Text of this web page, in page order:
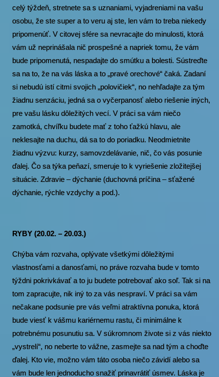
celý týždeň, stretnete sa s uznaniami, vyjadreniami na vašu
osobu, že ste super a to veru aj ste, len vám to treba niekedy
pripomenúť. V citovej sfére sa nevracajte do minulosti, ktorá
vám už neprinášala nič prospešné a napriek tomu, že vám
bude pripomenutá, nespadajte do smútku a bolesti. Sústreďte
sa na to, že na vás láska a to „pravé orechové“ čaká. Zadaní
si nebudú istí citmi svojich „polovičiek“, no nehľadajte za tým
žiadnu senzáciu, jedná sa o vyčerpanosť alebo riešenie iných,
pre vašu lásku dôležitých vecí. V práci sa vám niečo
zamotká, chvíľku budete mať z toho ťažkú hlavu, ale
neklesajte na duchu, dá sa to do poriadku. Neodmietnite
žiadnu výzvu: kurzy, samovzdelávanie, nič, čo vás posunie
ďalej. Čo sa týka peňazí, smeruje to k vyriešenie zložitejšej
situácie. Zdravie – dýchanie (duchovná príčina – sťažené
dýchanie, rýchle vzdychy a pod.).
RYBY (20.02. – 20.03.)
Chýba vám rozvaha, oplývate všetkými dôležitými
vlastnosťami a danosťami, no práve rozvaha bude v tomto
týždni pokrivkávať a to ju budete potrebovať ako soľ. Tak si na
tom zapracujte, nik iný to za vás nespraví. V práci sa vám
nečakane podsunie pre vás veľmi atraktívna ponuka, ktorá
bude viesť k vášmu kariérnemu rastu, či minimálne k
potrebnému posunutiu sa. V súkromnom živote si z vás niekto
„vystrelí“, no neberte to vážne, zasmejte sa nad tým a choďte
ďalej. Kto vie, možno vám táto osoba niečo závidí alebo sa
vám bude len jednoducho snažiť prinavrátiť úsmev. Láska je